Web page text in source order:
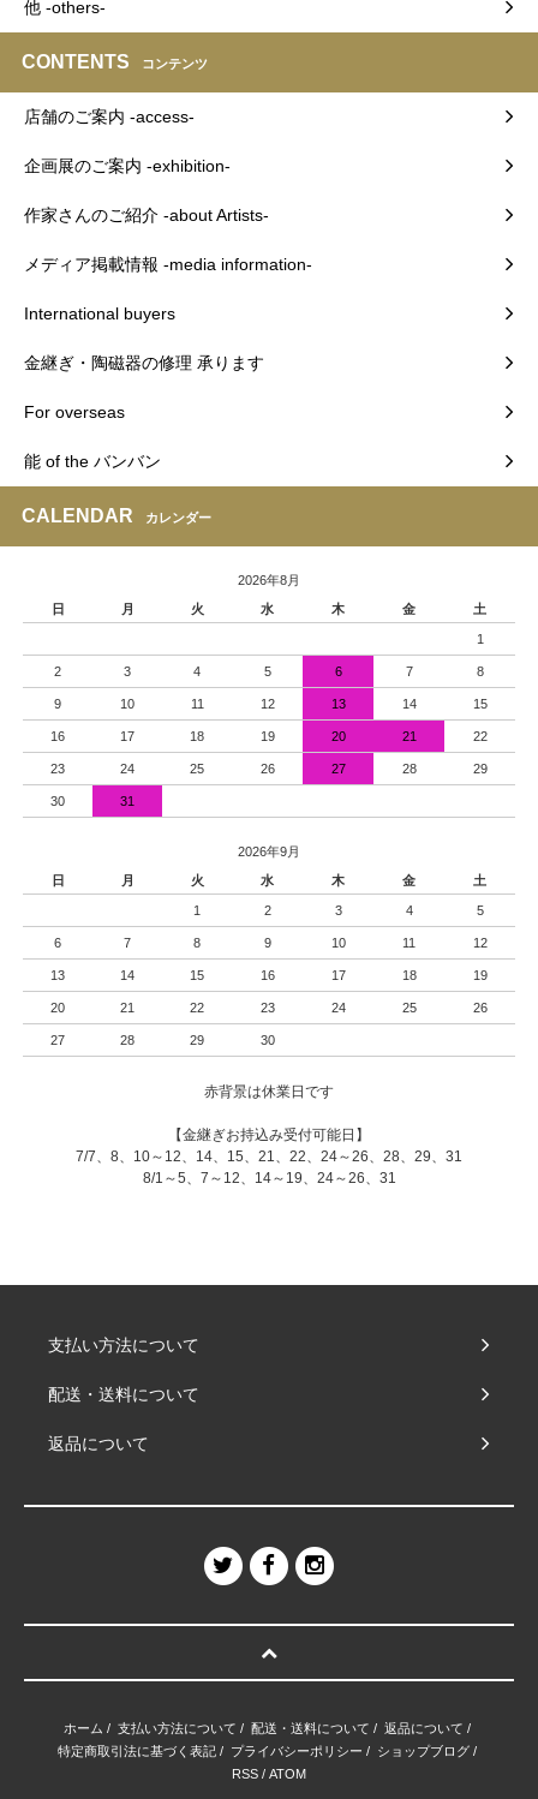
他 -others-
CONTENTS コンテンツ
店舗のご案内 -access-
企画展のご案内 -exhibition-
作家さんのご紹介 -about Artists-
メディア掲載情報 -media information-
International buyers
金継ぎ・陶磁器の修理 承ります
For overseas
能 of the バンバン
CALENDAR カレンダー
2026年8月
日
月 火 水 木 金 土
1
2 3 4 5 6 7 8
9 10 11 12 13 14 15
16 17 18 19 20 21 22
23 24 25 26 27 28 29
30 31
2026年9月
日
月 火 水 木 金 土
1 2 3 4 5
6 7 8 9 10 11 12
13 14 15 16 17 18 19
20 21 22 23 24 25 26
27 28 29 30
赤背景は休業日です
【金継ぎお持込み受付可能日】
7/7、8、10～12、14、15、21、22、24～26、28、29、31
8/1～5、7～12、14～19、24～26、31
支払い方法について
配送・送料について
返品について
ホーム / 支払い方法について / 配送・送料について / 返品について /
特定商取引法に基づく表記 / プライバシーポリシー / ショップブログ /
RSS / ATOM